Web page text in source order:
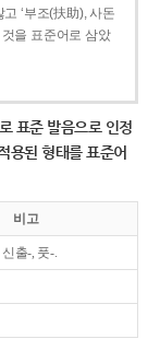
‘부조(扶助), 사돈
을 표준어로 삼았
표준 발음으로 인정
용된 형태를 표준어
비고
출-, 풋-.